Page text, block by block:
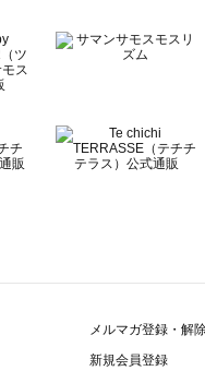
メルマガ登録・解
新規会員登録